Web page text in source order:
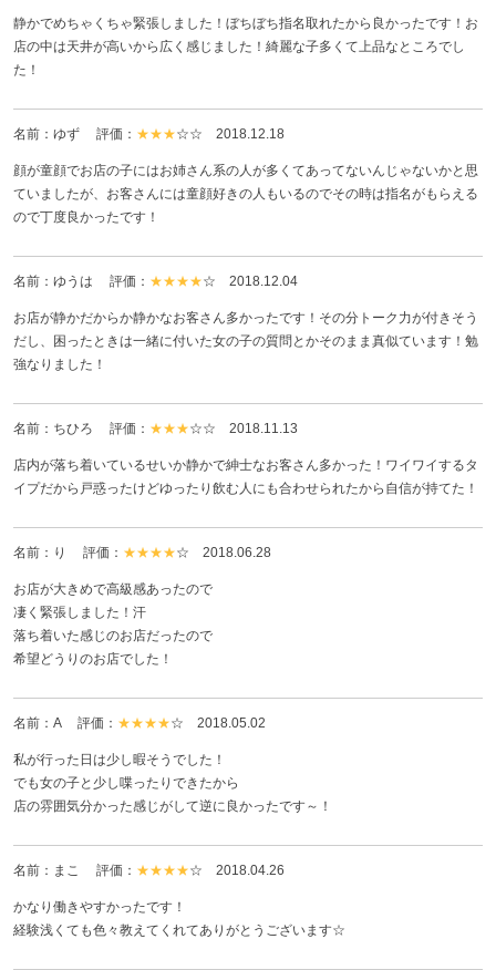
静かでめちゃくちゃ緊張しました！ぼちぼち指名取れたから良かったです！お
店の中は天井が高いから広く感じました！綺麗な子多くて上品なところでし
た！
名前：ゆず 評価： ★★★☆☆ 2018.12.18
顔が童顔でお店の子にはお姉さん系の人が多くてあってないんじゃないかと思
ていましたが、お客さんには童顔好きの人もいるのでその時は指名がもらえる
ので丁度良かったです！
名前：ゆうは 評価： ★★★★☆ 2018.12.04
お店が静かだからか静かなお客さん多かったです！その分トーク力が付きそう
だし、困ったときは一緒に付いた女の子の質問とかそのまま真似ています！勉
強なりました！
名前：ちひろ 評価： ★★★☆☆ 2018.11.13
店内が落ち着いているせいか静かで紳士なお客さん多かった！ワイワイするタ
イプだから戸惑ったけどゆったり飲む人にも合わせられたから自信が持てた！
名前：り 評価： ★★★★☆ 2018.06.28
お店が大きめで高級感あったので
凄く緊張しました！汗
落ち着いた感じのお店だったので
希望どうりのお店でした！
名前：A 評価： ★★★★☆ 2018.05.02
私が行った日は少し暇そうでした！
でも女の子と少し喋ったりできたから
店の雰囲気分かった感じがして逆に良かったです～！
名前：まこ 評価： ★★★★☆ 2018.04.26
かなり働きやすかったです！
経験浅くても色々教えてくれてありがとうございます☆